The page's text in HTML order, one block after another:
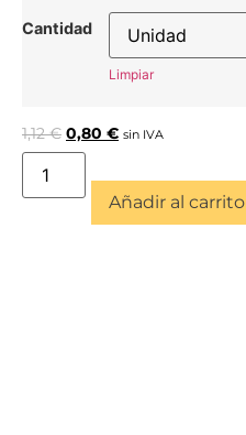
Cantidad
Limpiar
1,12€ 0,80 € sin IVA
Añadir al carrito